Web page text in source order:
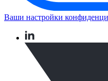
Ваши настройки